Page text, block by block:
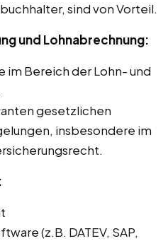
sind von Vorteil.
und Lohnabrechnung:
im Bereich der Lohn- und
gesetzlichen
insbesondere im
(z.B. DATEV, SAP,